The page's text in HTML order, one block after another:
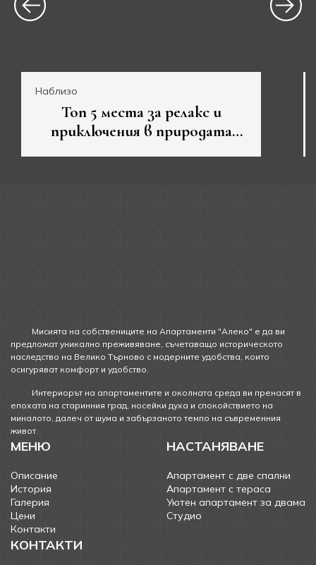
Наблизо
Топ 5 места за релакс и
приключения в природата
Мисията на собствениците на Апартаменти "Алеко" е да ви
предложат уникално преживяване, съчетаващо историческото
наследство на Велико Търново с модерните удобства, които
осигуряват комфорт и удобство.
Интериорът на апартаментите и околната среда ви пренасят в
епохата на старинния град, носейки духа и спокойствието на
миналото, далеч от шума и забързаното темпо на съвременния
живот.
МЕНЮ
Описание
История
Галерия
Цени
Контакти
НАСТАНЯВАНЕ
Апартамент с две спални
Апартамент с тераса
Уютен апартамент за двама
Студиo
КОНТАКТИ